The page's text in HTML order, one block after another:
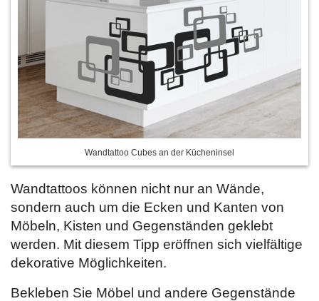
Wandtattoo Cubes an der Kücheninsel
Wandtattoos können nicht nur an Wände,
sondern auch um die Ecken und Kanten von
Möbeln, Kisten und Gegenständen geklebt
werden. Mit diesem Tipp eröffnen sich vielfältige
dekorative Möglichkeiten.
Bekleben Sie Möbel und andere Gegenstände